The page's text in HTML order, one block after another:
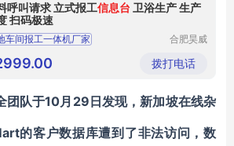
呼叫请求 立式报工信息台 卫浴生产 生产
扫码极速
车间报工一体机厂家
车间数据报工机供应商
智能报工一体机多少钱一台
合肥昊威
有限公司
拨打电话
团队于10月29日发现，新加坡在线杂
的客户数据库遭到了非法访问，数